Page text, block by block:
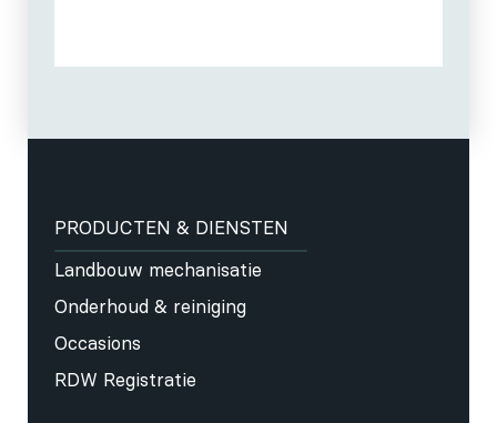
PRODUCTEN & DIENSTEN
Landbouw mechanisatie
Onderhoud & reiniging
Occasions
RDW Registratie